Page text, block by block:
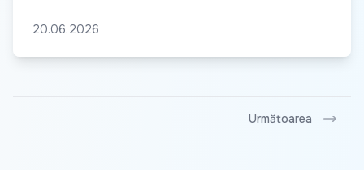
20.06.2026
Următoarea